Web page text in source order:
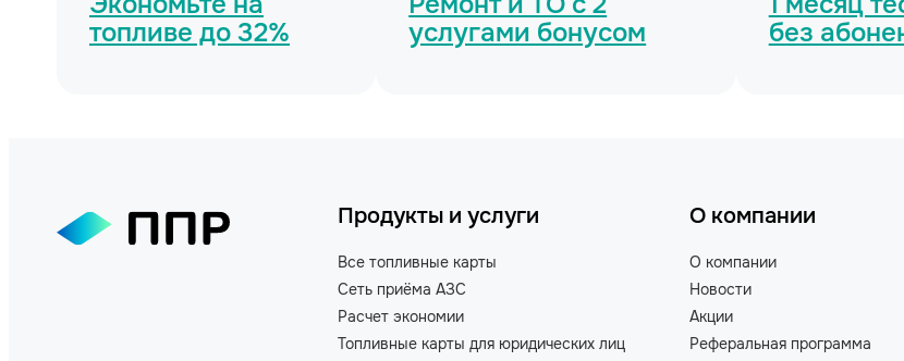
топливе до 32%
услугами бонусом
без
Продукты и услуги
Все топливные карты
Сеть приёма АЗС
Расчет экономии
Топливные карты для юридических лиц
О компании
О компании
Новости
Акции
Реферальная программа